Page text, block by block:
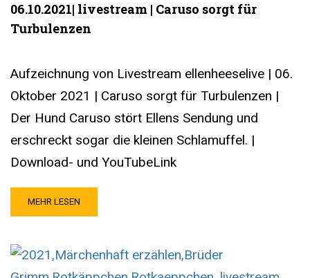
06.10.2021| livestream | Caruso sorgt für
Turbulenzen
Aufzeichnung von Livestream ellenheeselive | 06.
Oktober 2021 | Caruso sorgt für Turbulenzen |
Der Hund Caruso stört Ellens Sendung und
erschreckt sogar die kleinen Schlamuffel. |
Download- und YouTubeLink
MEHR LESEN